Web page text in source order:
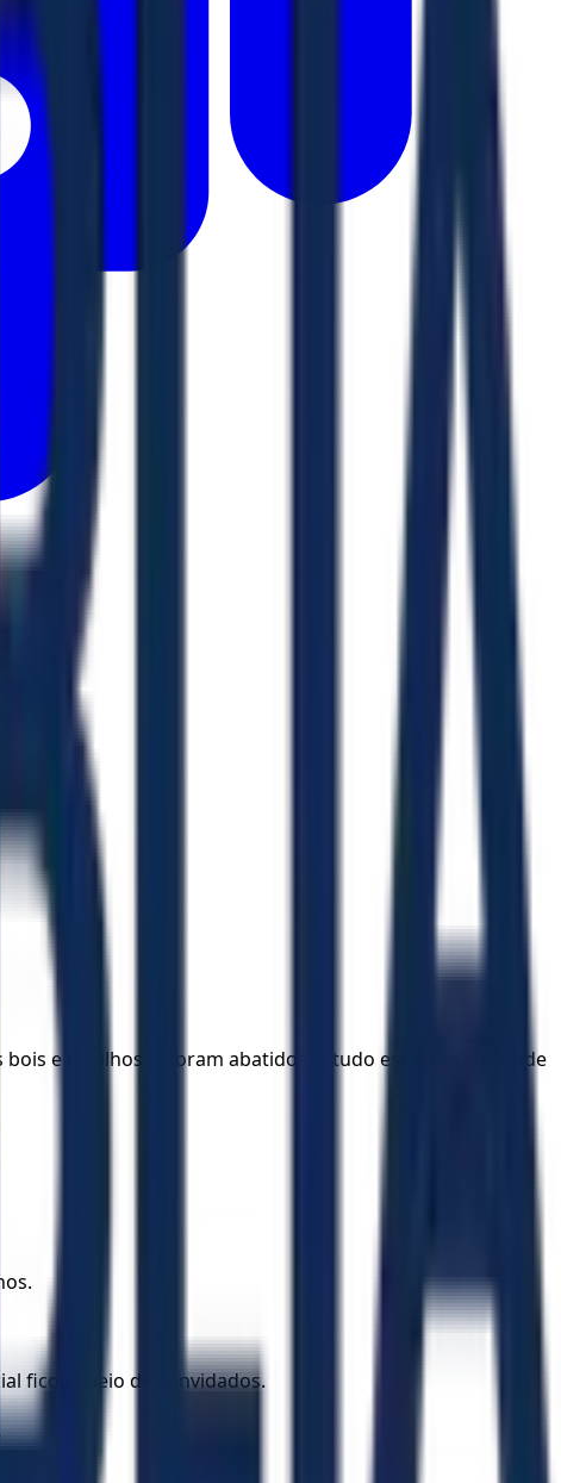
e novilhos já foram abatidos, e tudo está pronto. Vinde
ficou cheio de convidados.